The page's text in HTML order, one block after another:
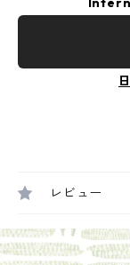
レビュー